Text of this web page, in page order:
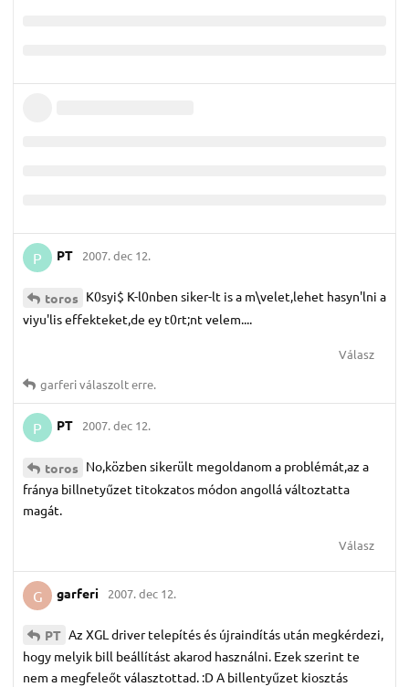
P PT 2007. dec 12.
toros K0syi$ K-l0nben siker-lt is a m\velet,lehet hasyn'lni a
viyu'lis effekteket,de ey t0rt;nt velem....
Válasz
garferiválaszolt erre.
P PT 2007. dec 12.
toros No,közben sikerült megoldanom a problémát,az a
fránya billnetyűzet titokzatos módon angollá változtatta
magát.
Válasz
G garferi 2007. dec 12.
PT Az XGL driver telepítés és újraindítás után megkérdezi,
hogy melyik bill beállítást akarod használni. Ezek szerint te
nem a megfeleőt választottad. :D A billentyűzet kiosztás